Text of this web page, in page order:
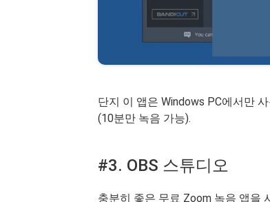
단지 이 앱은 Windows PC에서만
(10분만 녹음 가능).
#3. OBS 스튜디오
충분히 좋은 무료 Zoom 녹음 앱을